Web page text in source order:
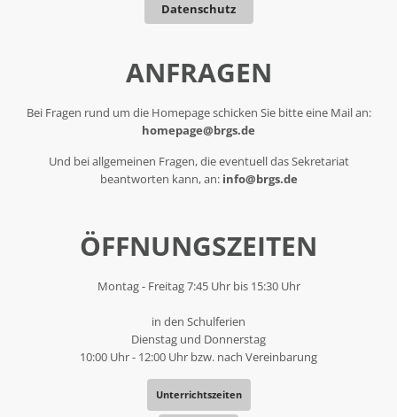
Datenschutz
ANFRAGEN
Bei Fragen rund um die Homepage schicken Sie bitte eine Mail an:
homepage@brgs.de
Und bei allgemeinen Fragen, die eventuell das Sekretariat
beantworten kann, an: info@brgs.de
ÖFFNUNGSZEITEN
Montag - Freitag 7:45 Uhr bis 15:30 Uhr
in den Schulferien
Dienstag und Donnerstag
10:00 Uhr - 12:00 Uhr bzw. nach Vereinbarung
Unterrichtszeiten